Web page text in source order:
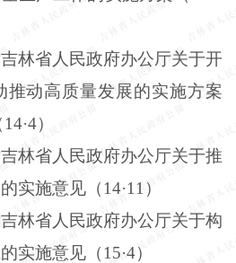
林省人民政府办公厅关于开
推动高质量发展的实施方案
14·4）
林省人民政府办公厅关于推
实施意见（14·11 ）
林省人民政府办公厅关于构
实施意见（15·4）